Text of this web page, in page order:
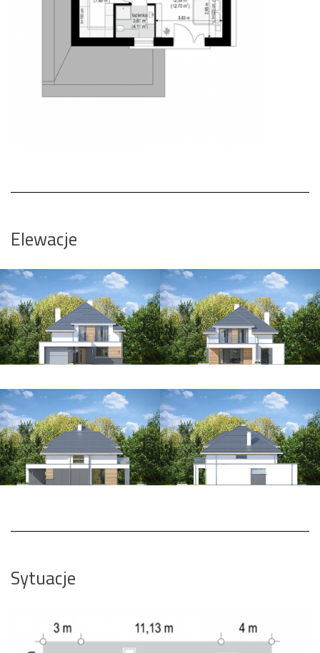
Elewacje
Sytuacje